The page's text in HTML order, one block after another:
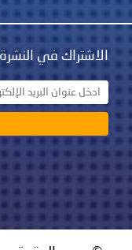
الاشتراك في النشرة